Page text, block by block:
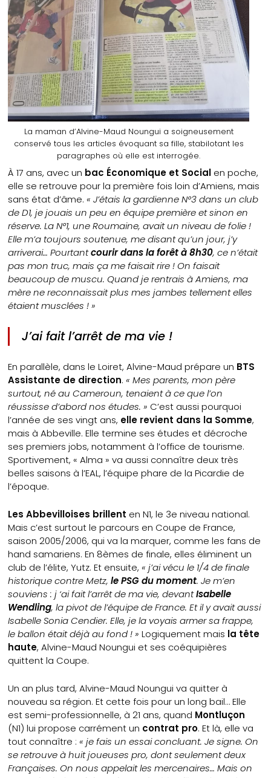
La maman d’Alvine-Maud Noungui a soigneusement
conservé tous les articles évoquant sa fille, stabilotant les
paragraphes où elle est interrogée.
À 17 ans, avec un bac Économique et Social en poche,
elle se retrouve pour la première fois loin d’Amiens, mais
sans état d’âme. « J’étais la gardienne N°3 dans un club
de D1, je jouais un peu en équipe première et sinon en
réserve. La N°1, une Roumaine, avait un niveau de folie !
Elle m’a toujours soutenue, me disant qu’un jour, j’y
arriverai… Pourtantcourir dans la forêt à 8h30, ce n’était
pas mon truc, mais ça me faisait rire ! On faisait
beaucoup de muscu. Quand je rentrais à Amiens, ma
mère ne reconnaissait plus mes jambes tellement elles
étaient musclées ! »
J’ai fait l’arrêt de ma vie !
En parallèle, dans le Loiret, Alvine-Maud prépare un BTS
Assistante de direction.« Mes parents, mon père
surtout, né au Cameroun, tenaient à ce que l’on
réussisse d’abord nos études. » C’est aussi pourquoi
l’année de ses vingt ans, elle revient dans la Somme,
mais à Abbeville. Elle termine ses études et décroche
ses premiers jobs, notamment à l’office de tourisme.
Sportivement, « Alma » va aussi connaître deux très
belles saisons à l’EAL, l’équipe phare de la Picardie de
l’époque.
Les Abbevilloises brillent en N1, le 3e niveau national.
Mais c’est surtout le parcours en Coupe de France,
saison 2005/2006, qui va la marquer, comme les fans de
hand samariens. En 8èmes de finale, elles éliminent un
club de l’élite, Yutz. Et ensuite,« j’ai vécu le 1/4 de finale
historique contre Metz, le PSG du moment. Je m’en
souviens : j ‘ai fait l’arrêt de ma vie, devantIsabelle
Wendling, la pivot de l’équipe de France. Et il y avait aussi
Isabelle Sonia Cendier. Elle, je la voyais armer sa frappe,
le ballon était déjà au fond ! » Logiquement mais la tête
haute, Alvine-Maud Noungui et ses coéquipières
quittent la Coupe.
Un an plus tard, Alvine-Maud Noungui va quitter à
nouveau sa région. Et cette fois pour un long bail… Elle
est semi-professionnelle, à 21 ans, quand Montluçon
(N1) lui propose carrément un contrat pro. Et là, elle va
tout connaître : « je fais un essai concluant. Je signe. On
se retrouve à huit joueuses pro, dont seulement deux
Françaises. On nous appelait les mercenaires… Mais on